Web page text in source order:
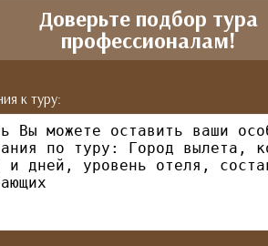
Доверьте подбор тура
профессионалам!
к туру: